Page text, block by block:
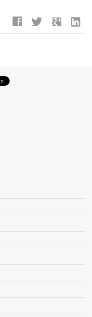
facebook twitter google linkedin